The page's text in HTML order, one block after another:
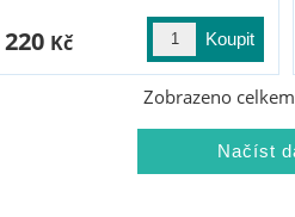
220 Kč
Zobrazeno celkem